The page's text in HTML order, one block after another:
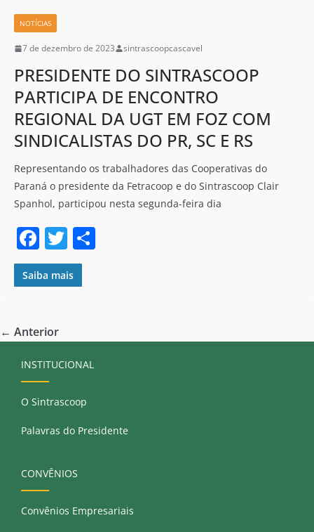
o
o
k
NOTÍCIAS
7 de dezembro de 2023 sintrascoopcascavel
PRESIDENTE DO SINTRASCOOP
PARTICIPA DE ENCONTRO
REGIONAL DA UGT EM FOZ COM
SINDICALISTAS DO PR, SC E RS
Representando os trabalhadores das Cooperativas do
Paraná o presidente da Fetracoop e do Sintrascoop Clair
Spanhol, participou nesta segunda-feira dia
F
a
c
b
o
o
k
T
w
itt
Saiba mais
← Anterior
INSTITUCIONAL
O Sintrascoop
Palavras do Presidente
CONVÊNIOS
Convênios Empresariais